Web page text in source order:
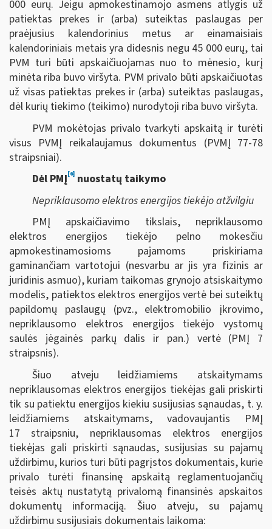
000 eurų. Jeigu apmokestinamojo asmens atlygis už
patiektas prekes ir (arba) suteiktas paslaugas per
praėjusius kalendorinius metus ar einamaisiais
kalendoriniais metais yra didesnis negu 45 000 eurų, tai
PVM turi būti apskaičiuojamas nuo to mėnesio, kurį
minėta riba buvo viršyta. PVM privalo būti apskaičiuotas
už visas patiektas prekes ir (arba) suteiktas paslaugas,
dėl kurių tiekimo (teikimo) nurodytoji riba buvo viršyta.
PVM mokėtojas privalo tvarkyti apskaitą ir turėti
visus PVMĮ reikalaujamus dokumentus (PVMĮ 77-78
straipsniai).
Dėl PMĮ[6]nuostatų taikymo
Nepriklausomo elektros energijos tiekėjo atžvilgiu
PMĮ apskaičiavimo tikslais, nepriklausomo
elektros energijos tiekėjo pelno mokesčiu
apmokestinamosioms pajamoms priskiriama
gaminančiam vartotojui (nesvarbu ar jis yra fizinis ar
juridinis asmuo), kuriam taikomas grynojo atsiskaitymo
modelis, patiektos elektros energijos vertė bei suteiktų
papildomų paslaugų (pvz., elektromobilio įkrovimo,
nepriklausomo elektros energijos tiekėjo vystomų
saulės jėgainės parkų dalis ir pan.) vertė (PMĮ 7
straipsnis).
Šiuo atveju leidžiamiems atskaitymams
nepriklausomas elektros energijos tiekėjas gali priskirti
tik su patiektu energijos kiekiu susijusias sąnaudas, t. y.
leidžiamiems atskaitymams, vadovaujantis PMĮ
17 straipsniu, nepriklausomas elektros energijos
tiekėjas gali priskirti sąnaudas, susijusias su pajamų
uždirbimu, kurios turi būti pagrįstos dokumentais, kurie
privalo turėti finansinę apskaitą reglamentuojančių
teisės aktų nustatytą privalomą finansinės apskaitos
dokumentų informaciją. Šiuo atveju, su pajamų
uždirbimu susijusiais dokumentais laikoma: